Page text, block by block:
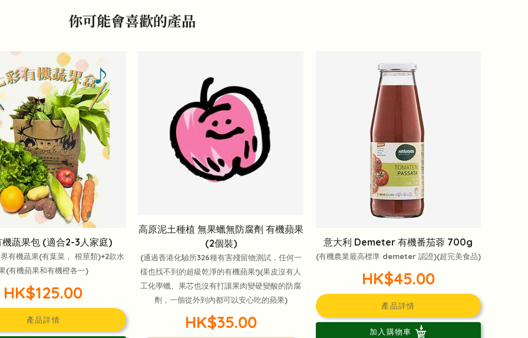
你可能會喜歡的產品
機蔬果包 (適合2-3人家庭)
有機蔬果(有葉菜， 根莖類)+2款水
(有機蘋果和有機橙各一)
HK$125.00
產品詳情
高原泥土種植 無果蠟無防腐劑 有機蘋果
(2個裝)
(通過香港化驗所326種有害殘留物測試，任何一
樣也找不到的超級乾淨的有機蘋果!)(果皮沒有人
工化學蠟、果芯也沒有打讓果肉變硬變酸的防腐
劑，一個從外到內都可以安心吃的蘋果)
HK$35.00
意大利 Demeter 有機番茄蓉 700g
(有機農業最高標準 demeter 認證)(超完美食品)
HK$45.00
產品詳情
加入購物車